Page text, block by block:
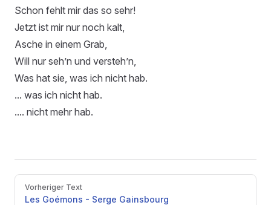
Schon fehlt mir das so sehr!
Jetzt ist mir nur noch kalt,
Asche in einem Grab,
Will nur seh’n und versteh’n,
Was hat sie, was ich nicht hab.
... was ich nicht hab.
.... nicht mehr hab.
Pager
Vorheriger Text
Les Goémons - Serge Gainsbourg